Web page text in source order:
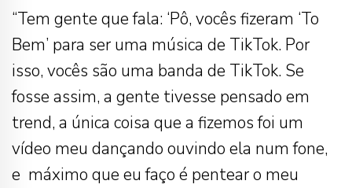
“Tem gente que fala: ‘Pô, vocês fizeram ‘To
Bem’ para ser uma música de TikTok. Por
isso, vocês são uma banda de TikTok. Se
fosse assim, a gente tivesse pensado em
trend, a única coisa que a fizemos foi um
vídeo meu dançando ouvindo ela num fone,
e máximo que eu faço é pentear o meu